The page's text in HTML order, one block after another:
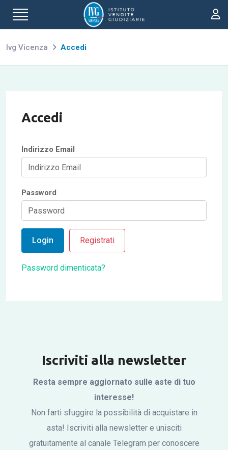
Ivg Vicenza Accedi
Accedi
Indirizzo Email
Password
Login Registrati
Password dimenticata?
Iscriviti alla newsletter
Resta sempre aggiornato sulle aste di tuo
interesse!
Non farti sfuggire la possibilità di acquistare in
asta! Iscriviti alla newsletter e unisciti
gratuitamente al canale Telegram per conoscere